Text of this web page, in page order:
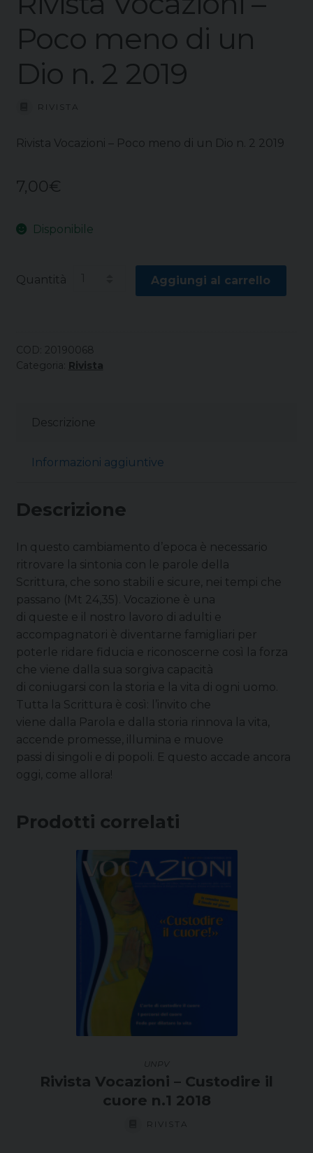
Poco meno di un
Dio n. 2 2019
RIVISTA
Rivista Vocazioni – Poco meno di un Dio n. 2 2019
7,00€
Disponibile
Quantità Aggiungi al carrello
COD: 20190068
Categoria: Rivista
Descrizione
Informazioni aggiuntive
Descrizione
In questo cambiamento d’epoca è necessario
ritrovare la sintonia con le parole della
Scrittura, che sono stabili e sicure, nei tempi che
passano (Mt 24,35). Vocazione è una
di queste e il nostro lavoro di adulti e
accompagnatori è diventarne famigliari per
poterle ridare fiducia e riconoscerne così la forza
che viene dalla sua sorgiva capacità
di coniugarsi con la storia e la vita di ogni uomo.
Tutta la Scrittura è così: l’invito che
viene dalla Parola e dalla storia rinnova la vita,
accende promesse, illumina e muove
passi di singoli e di popoli. E questo accade ancora
oggi, come allora!
Prodotti correlati
UNPV
Rivista Vocazioni – Custodire il
cuore n.1 2018
RIVISTA